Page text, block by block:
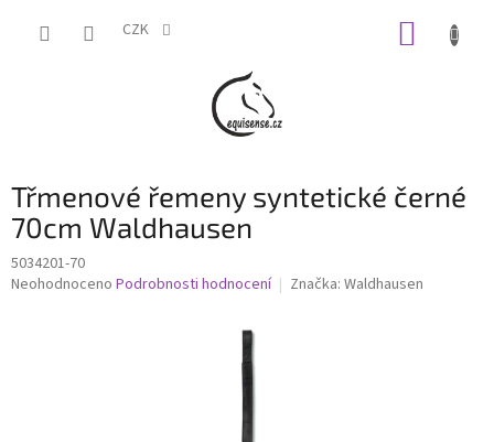
CZK
Třmenové řemeny syntetické černé
70cm Waldhausen
5034201-70
Průměrné
Neohodnoceno Podrobnosti hodnocení Značka: Waldhausen